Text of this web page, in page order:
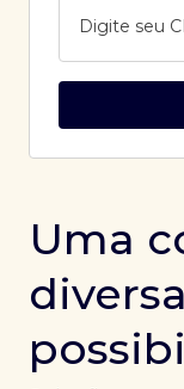
Digite seu
Uma